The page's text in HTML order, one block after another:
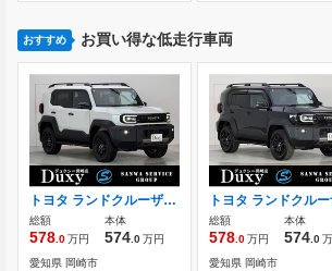
おすすめ お買い得な低走行車両
トヨタ ランドクルーザーFJ 2.7 VX 4WD 2026年NEWモデル 12.3型コネクティッドナ
総額
578.0万円
本体
574.0万円
愛知県 岡崎市
総額
578.0万円
本体
574.0
愛知県 岡崎市